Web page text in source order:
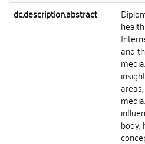
dc.description.abstract
and